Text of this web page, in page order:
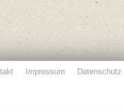
Impressum Datenschutz